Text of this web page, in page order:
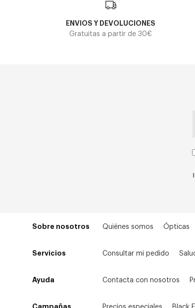
ENVIOS Y DEVOLUCIONES
Gratuitas a partir de 30€
Sobre nosotros Quiénes somos Ópticas
Servicios Consultar mi pedido
Ayuda Contacta con nosotros